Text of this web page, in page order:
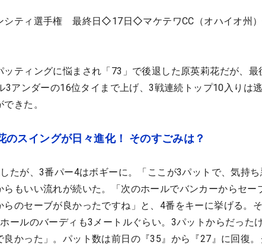
シティ選手権 最終日◇17日◇マケテワCC（オハイオ州
ティングに悩まされ「73」で後退した原英莉花だが、最
3アンダーの16位タイまで上げ、3戦連続トップ10入りは
きた。
のスイングが日々進化！ そのすごみは？
たが、3番パー4はボギーに。「ここが3パットで、気持ち
らもいい流れが続いた。「次のホールでバンカーからセー
らのセーブが良かったですね」と、4番をキーに挙げる。
ールのバーディも3メートルぐらい。3パットからだった
良かった」。パット数は前日の『35』から『27』に回復